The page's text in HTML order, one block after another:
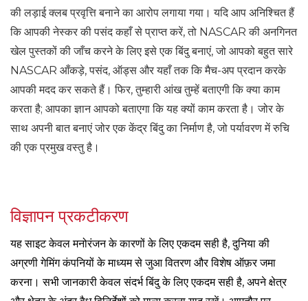
की लड़ाई क्लब प्रवृत्ति बनाने का आरोप लगाया गया। यदि आप अनिश्चित हैं
कि आपकी नेस्कर की पसंद कहाँ से प्राप्त करें, तो NASCAR की अनगिनत
खेल पुस्तकों की जाँच करने के लिए इसे एक बिंदु बनाएं, जो आपको बहुत सारे
NASCAR आँकड़े, पसंद, ऑड्स और यहाँ तक कि मैच-अप प्रदान करके
आपकी मदद कर सकते हैं। फिर, तुम्हारी आंख तुम्हें बताएगी कि क्या काम
करता है; आपका ज्ञान आपको बताएगा कि यह क्यों काम करता है। जोर के
साथ अपनी बात बनाएं जोर एक केंद्र बिंदु का निर्माण है, जो पर्यावरण में रुचि
की एक प्रमुख वस्तु है।
विज्ञापन प्रकटीकरण
यह साइट केवल मनोरंजन के कारणों के लिए एकदम सही है, दुनिया की
अग्रणी गेमिंग कंपनियों के माध्यम से जुआ वितरण और विशेष ऑफ़र जमा
करना। सभी जानकारी केवल संदर्भ बिंदु के लिए एकदम सही है, अपने क्षेत्र